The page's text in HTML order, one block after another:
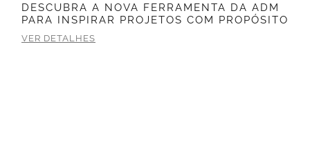
DESCUBRA A NOVA FERRAMENTA DA ADM
PARA INSPIRAR PROJETOS COM PROPÓSITO
VER DETALHES